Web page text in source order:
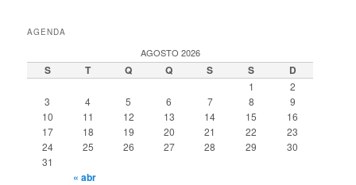
AGENDA
AGOSTO 2026
S T Q Q S S D
1
2
3
4 5 6 7 8
9
10
11 12 13 14 15
16
17
18 19 20 21 22
23
24
25 26 27 28 29
30
31
« abr